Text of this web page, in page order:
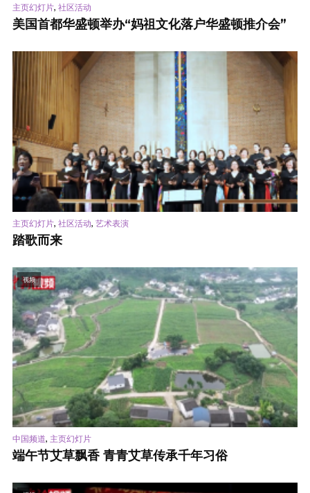
主页幻灯片, 社区活动
美国首都华盛顿举办“妈祖文化落户华盛顿推介会”
主页幻灯片, 社区活动, 艺术表演
踏歌而来
视频
中国频道, 主页幻灯片
端午节艾草飘香 青青艾草传承千年习俗